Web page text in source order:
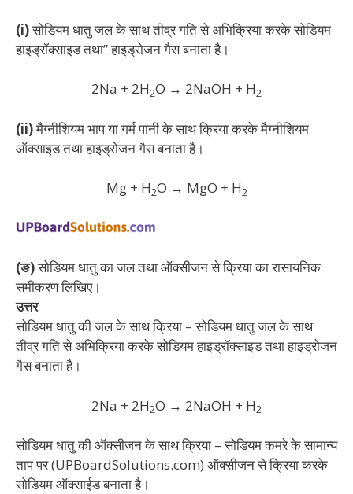
(i)सोडियम धातु जल के साथ तीव्र गति से अभिक्रिया करके सोडियम
हाइड्रॉक्साइड तथा” हाइड्रोजन गैस बनाता है।
2Na + 2H2O → 2NaOH + H2
(ii)मैग्नीशियम भाप या गर्म पानी के साथ क्रिया करके मैग्नीशियम
ऑक्साइड तथा हाइड्रोजन गैस बनाता है।
Mg + H2O → MgO + H2
(ङ)सोडियम धातु का जल तथा ऑक्सीजन से क्रिया का रासायनिक
समीकरण लिखिए।
उत्तर
सोडियम धातु की जल के साथ क्रिया – सोडियम धातु जल के साथ
तीव्र गति से अभिक्रिया करके सोडियम हाइड्रॉक्साइड तथा हाइड्रोजन
गैस बनाता है।
2Na + 2H2O → 2NaOH + H2
सोडियम धातु की ऑक्सीजन के साथ क्रिया – सोडियम कमरे के सामान्य
ताप पर (UPBoardSolutions.com) ऑक्सीजन से क्रिया करके
सोडियम ऑक्साईड बनाता है।